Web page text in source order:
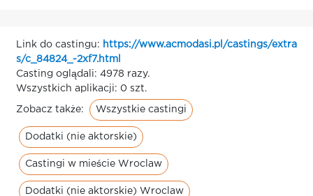
Link do castingu: https://www.acmodasi.pl/castings/extra
s/c_84824_-2xf7.html
Casting oglądali: 4978 razy.
Wszystkich aplikacji: 0 szt.
Zobacz także: Wszystkie castingi
Dodatki (nie aktorskie)
Castingi w mieście Wroclaw
Dodatki (nie aktorskie) Wroclaw